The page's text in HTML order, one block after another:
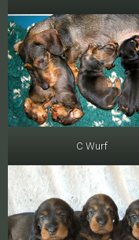
C Wurf